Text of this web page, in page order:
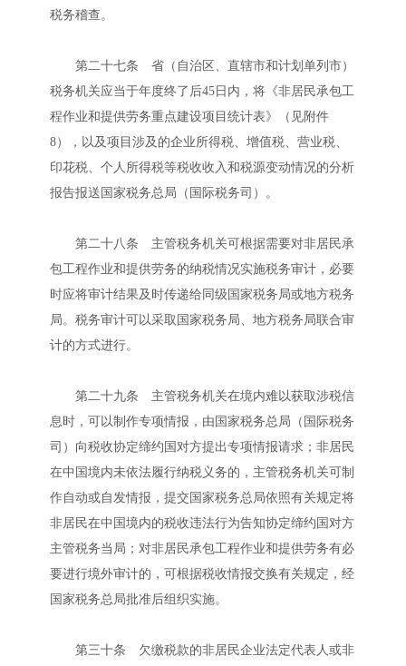
税务稽查。
第二十七条 省（自治区、直辖市和计划单列市）
税务机关应当于年度终了后45日内，将《非居民承包工
程作业和提供劳务重点建设项目统计表》（见附件
8），以及项目涉及的企业所得税、增值税、营业税、
印花税、个人所得税等税收收入和税源变动情况的分析
报告报送国家税务总局（国际税务司）。
第二十八条 主管税务机关可根据需要对非居民承
包工程作业和提供劳务的纳税情况实施税务审计，必要
时应将审计结果及时传递给同级国家税务局或地方税务
局。税务审计可以采取国家税务局、地方税务局联合审
计的方式进行。
第二十九条 主管税务机关在境内难以获取涉税信
息时，可以制作专项情报，由国家税务总局（国际税务
司）向税收协定缔约国对方提出专项情报请求；非居民
在中国境内未依法履行纳税义务的，主管税务机关可制
作自动或自发情报，提交国家税务总局依照有关规定将
非居民在中国境内的税收违法行为告知协定缔约国对方
主管税务当局；对非居民承包工程作业和提供劳务有必
要进行境外审计的，可根据税收情报交换有关规定，经
国家税务总局批准后组织实施。
第三十条 欠缴税款的非居民企业法定代表人或非